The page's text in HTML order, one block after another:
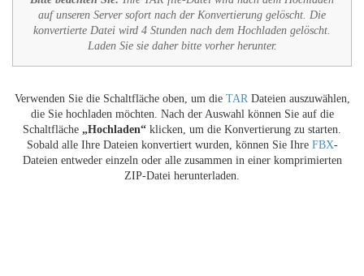
auf unseren Server sofort nach der Konvertierung gelöscht. Die
konvertierte Datei wird 4 Stunden nach dem Hochladen gelöscht.
Laden Sie sie daher bitte vorher herunter.
Verwenden Sie die Schaltfläche oben, um die TARDateien auszuwählen,
die Sie hochladen möchten. Nach der Auswahl können Sie auf die
Schaltfläche „Hochladen“ klicken, um die Konvertierung zu starten.
Sobald alle Ihre Dateien konvertiert wurden, können Sie Ihre FBX-
Dateien entweder einzeln oder alle zusammen in einer komprimierten
ZIP-Datei herunterladen.